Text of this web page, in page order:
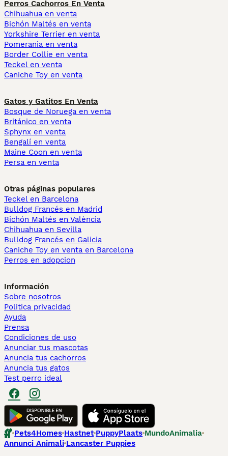
Perros Cachorros En Venta
Chihuahua en venta
Bichón Maltés en venta
Yorkshire Terrier en venta
Pomerania en venta
Border Collie en venta
Teckel en venta
Caniche Toy en venta
Gatos y Gatitos En Venta
Bosque de Noruega en venta
Británico en venta
Sphynx en venta
Bengalí en venta
Maine Coon en venta
Persa en venta
Otras páginas populares
Teckel en Barcelona
Bulldog Francés en Madrid
Bichón Maltés en València
Chihuahua en Sevilla
Bulldog Francés en Galicia
Caniche Toy en venta en Barcelona
Perros en adopcion
Información
Sobre nosotros
Politica privacidad
Ayuda
Prensa
Condiciones de uso
Anunciar tus mascotas
Anuncia tus cachorros
Anuncia tus gatos
Test perro ideal
Pets4Homes Hastnet PuppyPlaats MundoAnimalia
Annunci Animali Lancaster Puppies